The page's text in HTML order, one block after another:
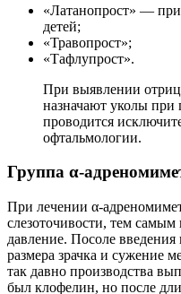
«Латанопрост» —
детей;
«Травопрост»;
«Тафлупрост».
При выявлении
назначают уколы при
проводится
офтальмологии.
Группа α-
При лечении α-
слезоточивости, тем самым
давление. Посоле
размера зрачка и сужение
так давно производства
был клофелин, но после